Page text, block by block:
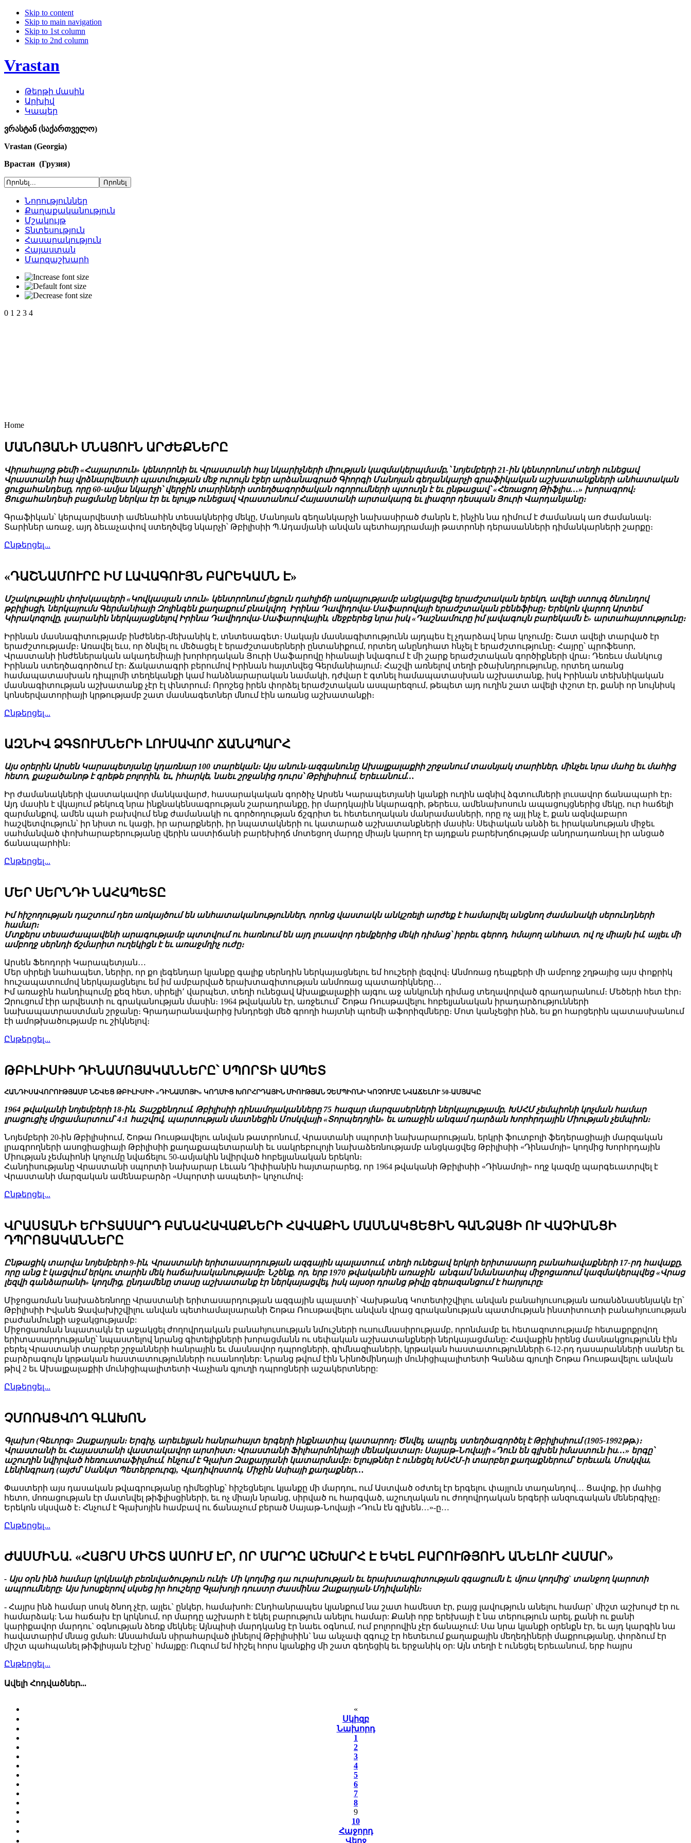
Skip to content
Skip to main navigation
Skip to 1st column
Skip to 2nd column
Vrastan
Թերթի մասին
Արխիվ
Կապեր
ვრასტან (საქართველო)
Vrastan (Georgia)
Врастан (Грузия)
Նորություններ
Քաղաքականություն
Մշակույթ
Տնտեսություն
Հասարակություն
Հայաստան
Մարզաշխարհ
0 1 2 3 4
Home
ՄԱՆՈՅԱՆԻ ՄՆԱՅՈՒՆ ԱՐԺԵՔՆԵՐԸ
Վիրահայոց թեմի «Հայարտուն» կենտրոնի եւ Վրաստանի հայ նկարիչների միության կազմակերպմամբ,՝ նոյեմբերի 21-ին կենտրոնում տեղի ունեցավ
Վրաստանի հայ վրձնարվեստի պատմության մեջ ուրույն էջեր արձանագրած Գիորգի Մանոյան գեղանկարչի գրաֆիկական աշխատանքների անհատական
ցուցահանդեսը, որը 60-ամյա նկարչի՝ վերջին տարիների ստեղծագործական ոգորումների պտուղն է եւ ընթացավ՝ «Հեռացող Թիֆլիս…» խորագրով։
Ցուցահանդեսի բացմանը ներկա էր եւ ելույթ ունեցավ Վրաստանում Հայաստանի արտակարգ եւ լիազոր դեսպան Յուրի Վարդանյանը։
Գրաֆիկան՝ կերպարվեստի ամենահին տեսակներից մեկը, Մանոյան գեղանկարչի նախասիրած ժանրն է, ինչին նա դիմում է ժամանակ առ ժամանակ։
Տարիներ առաջ, այդ ձեւաչափով ստեղծվեց նկարչի՝ Թբիլիսիի Պ.Ադամյանի անվան պետհայդրամայի թատրոնի դերասանների դիմանկարների շարքը։
Ընթերցել...
«ԴԱՇՆԱՄՈՒՐԸ ԻՄ ԼԱՎԱԳՈՒՅՆ ԲԱՐԵԿԱՄՆ Է»
Մշակութային փոխկապերի «Կովկասյան տուն» կենտրոնում լեցուն դահլիճի առկայությամբ անցկացվեց երաժշտական երեկո, ավելի ստույգ ծնունդով
թբիլիսցի, ներկայումս Գերմանիայի Զոլինգեն քաղաքում բնակվող Իրինա Դավիդովա-Սաֆարովայի երաժշտական բենեֆիսը։ Երեկոն վարող Արտեմ
Կիրակոզովը, լսարանին ներկայացնելով Իրինա Դավիդովա-Սաֆարովային, մեջբերեց նրա իսկ «Դաշնամուրը իմ լավագույն բարեկամն է» արտահայտությունը։
Իրինան մասնագիտությամբ ինժեներ-մեխանիկ է, տնտեսագետ։ Սակայն մասնագիտությունն այդպես էլ չդարձավ նրա կոչումը։ Շատ ավելի տարված էր
երաժշտությամբ։ Առավել եւս, որ ծնվել ու մեծացել է երաժշտասերների ընտանիքում, որտեղ անընդհատ հնչել է երաժշտությունը։ Հայրը՝ պրոֆեսոր,
Վրաստանի ինժեներական ակադեմիայի խորհրդական Յուրի Սաֆարովը հիանալի նվագում է մի շարք երաժշտական գործիքների վրա։ Դեռեւս մանկուց
Իրինան ստեղծագործում էր։ Ճակատագրի բերումով Իրինան հայտնվեց Գերմանիայում։ Հաշվի առնելով տեղի բծախնդրությունը, որտեղ առանց
համապատասխան դիպլոմի տեղեկանքի կամ հանձնարարական նամակի, դժվար է գտնել համապատասխան աշխատանք, իսկ Իրինան տեխնիկական
մասնագիտության աշխատանք չէր էլ փնտրում։ Որոշեց իրեն փորձել երաժշտական ասպարեզում, թեպետ այդ ուղին շատ ավելի փշոտ էր, քանի որ նույնիսկ
կոնսերվատորիայի կրթությամբ շատ մասնագետներ մնում էին առանց աշխատանքի։
Ընթերցել...
ԱԶՆԻՎ ՁԳՏՈՒՄՆԵՐԻ ԼՈՒՍԱՎՈՐ ՃԱՆԱՊԱՐՀ
Այս օրերին Արսեն Կարապետյանը կդառնար 100 տարեկան։ Այս անուն-ազգանունը Ախալքալաքիի շրջանում տասնյակ տարիներ, մինչեւ նրա մահը եւ մահից
հետո, քաջածանոթ է գրեթե բոլորին, եւ, իհարկե, նաեւ շրջանից դուրս՝ Թբիլիսիում, Երեւանում…
Իր ժամանակների վաստակավոր մանկավարժ, հասարակական գործիչ Արսեն Կարապետյանի կյանքի ուղին ազնիվ ձգտումների լուսավոր ճանապարհ էր։
Այդ մասին է վկայում թեկուզ նրա ինքնակենսագրության շարադրանքը, իր մարդկային նկարագրի, թերեւս, ամենախոսուն ապացույցներից մեկը, ուր հաճելի
զարմանքով, ամեն պահ բախվում ենք ժամանակի ու գործողության ճշգրիտ եւ հետեւողական մանրամասների, որը ոչ այլ ինչ է, քան ազնվաբարո
հաշվետվություն՝ իր նիստ ու կացի, իր արարքների, իր նպատակների ու կատարած աշխատանքների մասին։ Սեփական անձի եւ իրականության միջեւ
սահմանված փոխհարաբերությանը վերին աստիճանի բարեխիղճ մոտեցող մարդը միայն կարող էր այդքան բարեխղճությամբ անդրադառնալ իր անցած
ճանապարհին։
Ընթերցել...
ՄԵՐ ՍԵՐՆԴԻ ՆԱՀԱՊԵՏԸ
Իմ հիշողության դաշտում դեռ առկայծում են անհատականություններ, որոնց վաստակն անկշռելի արժեք է համարվել անցնող ժամանակի սերունդների
համար։
Մտքերս տեսաժապավենի արագությամբ պտտվում ու հառնում են այդ լուսավոր դեմքերից մեկի դիմաց՝ իբրեւ գերող, հմայող անհատ, ով ոչ միայն իմ, այլեւ մի
ամբողջ սերնդի ճշմարիտ ուղեկիցն է եւ առաջմղիչ ուժը։
Արսեն Ֆեոդորի Կարապետյան…
Մեր սիրելի նահապետ, ներիր, որ քո լեգենդար կյանքը գալիք սերնդին ներկայացնելու եմ հուշերի լեզվով։ Անմոռաց դեպքերի մի ամբողջ շղթայից այս փոքրիկ
հուշապատումով ներկայացնելու եմ իմ ամբարված երախտագիտության անմոռաց պատառիկները…
Իմ առաջին հանդիպումը քեզ հետ, սիրելի՚ վարպետ, տեղի ունեցավ Ախալքալաքիի այգու աջ անկյունի դիմաց տեղավորված գրադարանում։ Մեծերի հետ էիր։
Զրուցում էիր արվեստի ու գրականության մասին։ 1964 թվականն էր, առջեւում՝ Շոթա Ռուսթավելու հոբելյանական իրադարձությունների
նախապատրաստման շրջանը։ Գրադարանավարից խնդրեցի մեծ գրողի հայտնի պոեմի աֆորիզմները։ Մոտ կանչեցիր ինձ, ես քո հարցերին պատասխանում
էի ամոթխածությամբ ու շիկնելով։
Ընթերցել...
ԹԲԻԼԻՍԻԻ ԴԻՆԱՄՈՅԱԿԱՆՆԵՐԸ՝ ՍՊՈՐՏԻ ԱՍՊԵՏ
ՀԱՆԴԻՍԱՎՈՐՈՒԹՅԱՄԲ ՆՇՎԵՑ ԹԲԻԼԻՍԻԻ «ԴԻՆԱՄՈՅԻ» ԿՈՂՄԻՑ ԽՈՐՀՐԴԱՅԻՆ ՄԻՈՒԹՅԱՆ ՉԵՄՊԻՈՆԻ ԿՈՉՈՒՄԸ ՆՎԱՃԵԼՈՒ 50-ԱՄՅԱԿԸ
1964 թվականի նոյեմբերի 18-ին, Տաշքենդում, Թբիլիսիի դինամոյականները 75 հազար մարզասերների ներկայությամբ, ԽՍՀՄ չեմպիոնի կոչման համար
լրացուցիչ մրցամարտում՝ 4։1 հաշվով, պարտության մատնեցին Մոսկվայի «Տորպեդոյին» եւ առաջին անգամ դարձան Խորհրդային Միության չեմպիոն։
Նոյեմբերի 20-ին Թբիլիսիում, Շոթա Ռուսթավելու անվան թատրոնում, Վրաստանի սպորտի նախարարության, երկրի ֆուտբոլի ֆեդերացիայի մարզական
լրագրողների ասոցիացիայի Թբիլիսիի քաղաքապետարանի եւ սակրեբուլոյի նախաձեռնությամբ անցկացվեց Թբիլիսիի «Դինամոյի» կողմից Խորհրդային
Միության չեմպիոնի կոչումը նվաճելու 50-ամյակին նվիրված հոբելյանական երեկոն։
Հանդիսությանը Վրաստանի սպորտի նախարար Լեւան Ղիփիանին հայտարարեց, որ 1964 թվականի Թբիլիսիի «Դինամոյի» ողջ կազմը պարգեւատրվել է
Վրաստանի մարզական ամենաբարձր «Սպորտի ասպետի» կոչումով։
Ընթերցել...
ՎՐԱՍՏԱՆԻ ԵՐԻՏԱՍԱՐԴ ԲԱՆԱՀԱՎԱՔՆԵՐԻ ՀԱՎԱՔԻՆ ՄԱՍՆԱԿՑԵՑԻՆ ԳԱՆՁԱՑԻ ՈՒ ՎԱՉԻԱՆՑԻ
ԴՊՐՈՑԱԿԱՆՆԵՐԸ
Ընթացիկ տարվա նոյեմբերի 9-ին, Վրաստանի երիտասարդության ազգային պալատում, տեղի ունեցավ երկրի երիտասարդ բանահավաքների 17-րդ հավաքը,
որը անց է կացվում երկու տարին մեկ հաճախականությամբ: Նշենք, որ, երբ 1970 թվականին առաջին անգամ նմանատիպ միջոցառում կազմակերպվեց «Վրաց
լեզվի գանձարանի» կողմից, ընդամենը տասը աշխատանք էր ներկայացվել, իսկ այսօր դրանց թիվը գերազանցում է հարյուրը:
Միջոցառման նախաձեռնողը Վրաստանի երիտասարդության ազգային պալատի՝ Վախթանգ Կոտետիշվիլու անվան բանահյուսության առանձնասենյակն էր՝
Թբիլիսիի Իվանե Ջավախիշվիլու անվան պետհամալսարանի Շոթա Ռուսթավելու անվան վրաց գրականության պատմության ինստիտուտի բանահյուսության
բաժանմունքի աջակցությամբ:
Միջոցառման նպատակն էր աջակցել ժողովրդական բանահյուսության նմուշների ուսումնասիրությամբ, որոնմամբ եւ հետազոտությամբ հետաքրքրվող
երիտասարդությանը՝ նպաստելով նրանց գիտելիքների խորացմանն ու սեփական աշխատանքների ներկայացմանը: Հավաքին իրենց մասնակցությունն էին
բերել Վրաստանի տարբեր շրջանների հանրային եւ մասնավոր դպրոցների, գիմնազիաների, կրթական հաստատությունների 6-12-րդ դասարանների սաներ եւ
բարձրագույն կրթական հաստատությունների ուսանողներ: Նրանց թվում էին Նինոծմինդայի մունիցիպալիտետի Գանձա գյուղի Շոթա Ռուսթավելու անվան
թիվ 2 եւ Ախալքալաքիի մունիցիպալիտետի Վաչիան գյուղի դպրոցների աշակերտները:
Ընթերցել...
ՉՄՈՌԱՑՎՈՂ ԳԼԱԽՈՆ
Գլախո (Գեւորգ¤ Զաքարյան։ Երգիչ, արեւելյան հանրահայտ երգերի ինքնատիպ կատարող։ Ծնվել, ապրել, ստեղծագործել է Թբիլիսիում (1905-1992թթ.)։
Վրաստանի եւ Հայաստանի վաստակավոր արտիստ։ Վրաստանի Ֆիլհարմոնիայի մենակատար։ Սայաթ֊Նովայի «Դուն են գլխեն իմաստուն իս…» երգը՝
աշուղին նվիրված հեռուստաֆիլմում, հնչում է Գլախո Զաքարյանի կատարմամբ։ Ելույթներ է ունեցել ԽՍՀՄ֊ի տարբեր քաղաքներում՝ Երեւան, Մոսկվա,
Լենինգրադ (այժմ՝ Սանկտ Պետերբուրգ), Վլադիվոստոկ, Միջին Ասիայի քաղաքներ…
Փաստերի այս դասական թվագրությանը դիմեցինք՝ հիշեցնելու կյանքը մի մարդու, ում Աստված օժտել էր երգելու փայլուն տաղանդով… Ցավոք, իր մահից
հետո, մոռացության էր մատնվել թիֆլիսցիների, եւ ոչ միայն նրանց, սիրված ու հարգված, աշուղական ու ժողովրդական երգերի անզուգական մեներգիչը։
Երեկոն սկսված է։ Հնչում է Գլախոյին համբավ ու ճանաչում բերած Սայաթ֊Նովայի «Դուն էն գլխեն…»-ը…
Ընթերցել...
ԺԱՍՄԻՆԱ. «ՀԱՅՐՍ ՄԻՇՏ ԱՍՈՒՄ ԷՐ, ՈՐ ՄԱՐԴԸ ԱՇԽԱՐՀ Է ԵԿԵԼ ԲԱՐՈՒԹՅՈՒՆ ԱՆԵԼՈՒ ՀԱՄԱՐ»
- Այս օրն ինձ համար կրկնակի բեռնվածություն ունի: Մի կողմից դա ուրախության եւ երախտագիտության զգացումն է, մյուս կողմից` տանջող կարոտի
ապրումները: Այս խոսքերով սկսեց իր հուշերը Գլախոյի դուստր Ժասմինա Զաքարյան-Մդիվանին։
- Հայրս ինձ համար սոսկ ծնող չէր, այլեւ` ընկեր, համախոհ: Ընդհանրապես կյանքում նա շատ համեստ էր, բայց լավություն անելու համար` միշտ աշխույժ էր ու
համարձակ: Նա հաճախ էր կրկնում, որ մարդը աշխարհ է եկել բարություն անելու համար: Քանի որբ երեխայի է նա տերություն արել, քանի ու քանի
կարիքավոր մարդու` օգնության ձեռք մեկնել: Այնպիսի մարդկանց էր նաեւ օգնում, ում բոլորովին չէր ճանաչում: Սա նրա կյանքի օրենքն էր, եւ այդ կարգին նա
հավատարիմ մնաց ցմահ: Անսահման սիրահարված լինելով Թբիլիսիին` նա անչափ զգույշ էր հետեւում քաղաքային մեղեդիների մաքրությանը, փորձում էր
միշտ պահպանել թիֆլիսյան էշխը` հմայքը: Ուզում եմ հիշել հորս կյանքից մի շատ գեղեցիկ եւ երջանիկ օր: Այն տեղի է ունեցել Երեւանում, երբ հայրս
Ընթերցել...
Ավելի Հոդվածներ...
«
Սկիզբ
Նախորդ
1
2
3
4
5
6
7
8
9
10
Հաջորդ
Վերջ